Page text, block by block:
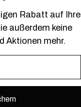
Rabatt auf Ihre
außerdem keine
Aktionen mehr.